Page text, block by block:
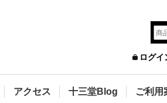
ログイ
アクセス 十三堂Blog ご利用